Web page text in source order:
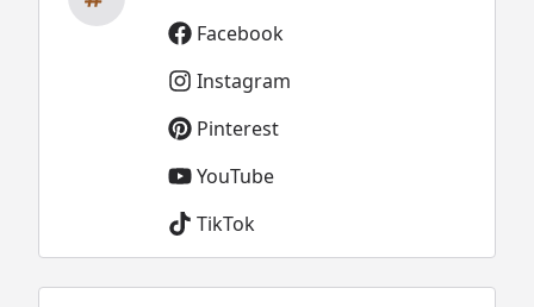
Facebook
Instagram
Pinterest
YouTube
TikTok